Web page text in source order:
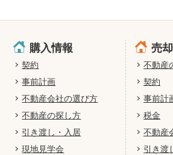
購入情報
契約
事前計画
不動産会社の選び方
不動産の探し方
引き渡し・入居
現地見学会
売
不動産
契約
事前計
税金
不動産
引き渡